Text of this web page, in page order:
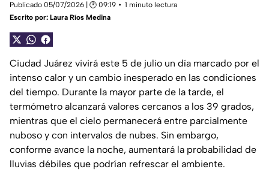
Publicado 05/07/2026 | 🕑 09:19
1 minuto lectura
Escrito por: Laura Ríos Medina
Ciudad Juárez vivirá este 5 de julio un día marcado por el
intenso calor y un cambio inesperado en las condiciones
del tiempo. Durante la mayor parte de la tarde, el
termómetro alcanzará valores cercanos a los 39 grados,
mientras que el cielo permanecerá entre parcialmente
nuboso y con intervalos de nubes. Sin embargo,
conforme avance la noche, aumentará la probabilidad de
lluvias débiles que podrían refrescar el ambiente.